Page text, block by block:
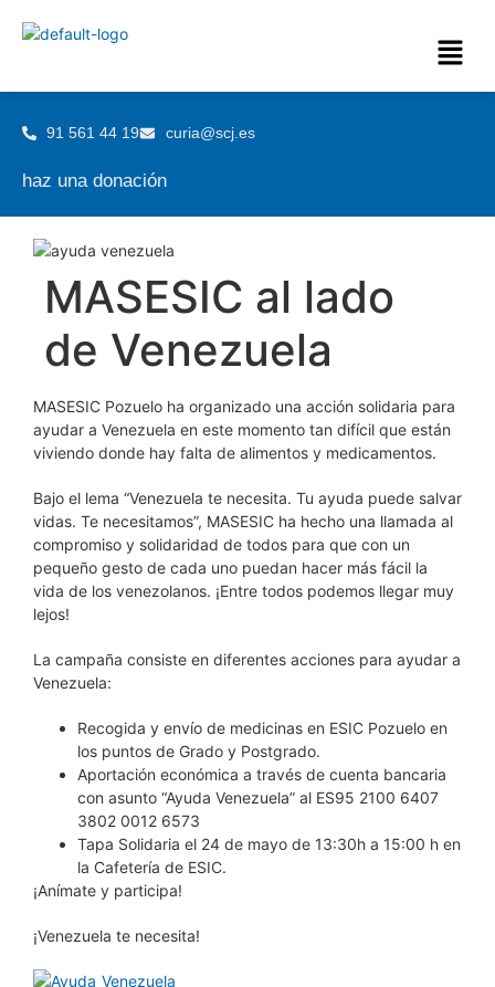
91 561 44 19 curia@scj.es
haz una donación
MASESIC al lado
de Venezuela
MASESIC Pozuelo ha organizado una acción solidaria para
ayudar a Venezuela en este momento tan difícil que están
viviendo donde hay falta de alimentos y medicamentos.
Bajo el lema “Venezuela te necesita. Tu ayuda puede salvar
vidas. Te necesitamos”, MASESIC ha hecho una llamada al
compromiso y solidaridad de todos para que con un
pequeño gesto de cada uno puedan hacer más fácil la
vida de los venezolanos. ¡Entre todos podemos llegar muy
lejos!
La campaña consiste en diferentes acciones para ayudar a
Venezuela:
Recogida y envío de medicinas en ESIC Pozuelo en
los puntos de Grado y Postgrado.
Aportación económica a través de cuenta bancaria
con asunto “Ayuda Venezuela” al ES95 2100 6407
3802 0012 6573
Tapa Solidaria el 24 de mayo de 13:30h a 15:00 h en
la Cafetería de ESIC.
¡Anímate y participa!
¡Venezuela te necesita!